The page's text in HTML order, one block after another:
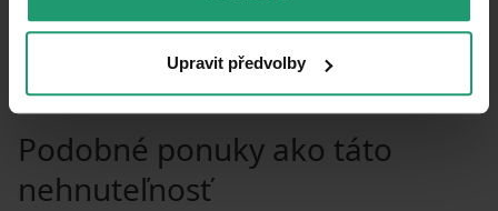
Upravit předvolby
Podobné ponuky ako táto
nehnuteľnosť